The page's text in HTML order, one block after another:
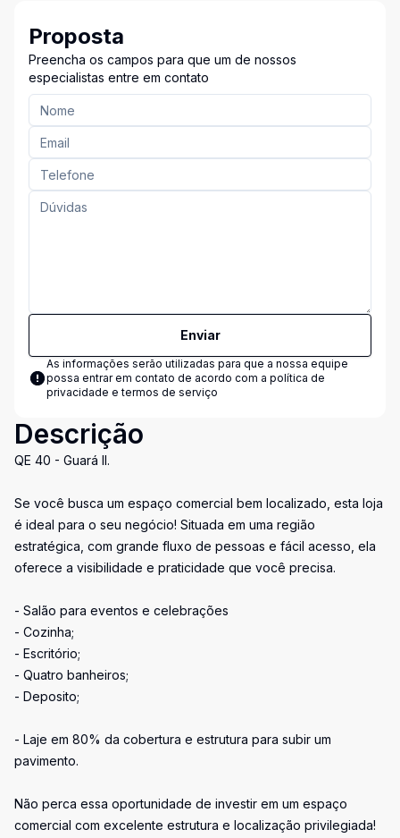
Proposta
Preencha os campos para que um de nossos
especialistas entre em contato
Enviar
As informações serão utilizadas para que a nossa equipe
possa entrar em contato de acordo com a política de
privacidade e termos de serviço
Descrição
QE 40 - Guará II.
Se você busca um espaço comercial bem localizado, esta loja
é ideal para o seu negócio! Situada em uma região
estratégica, com grande fluxo de pessoas e fácil acesso, ela
oferece a visibilidade e praticidade que você precisa.
- Salão para eventos e celebrações
- Cozinha;
- Escritório;
- Quatro banheiros;
- Deposito;
- Laje em 80% da cobertura e estrutura para subir um
pavimento.
Não perca essa oportunidade de investir em um espaço
comercial com excelente estrutura e localização privilegiada!